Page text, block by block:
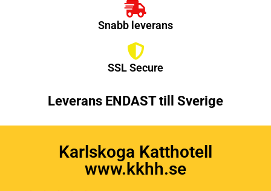
Snabb leverans
SSL Secure
Leverans ENDAST till Sverige
Karlskoga Katthotell
www.kkhh.se